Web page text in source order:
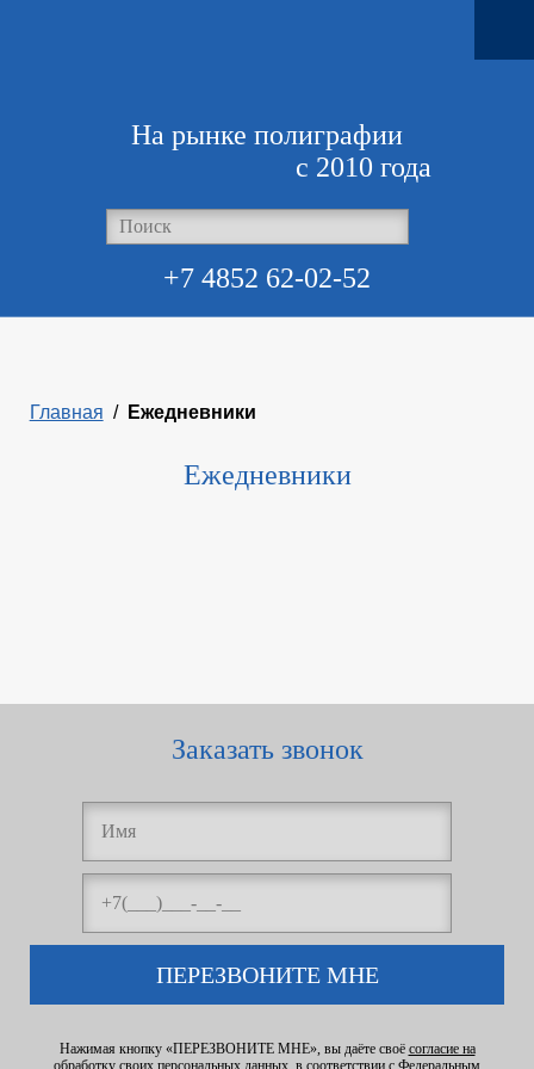
На рынке полиграфии
с 2010 года
+7 4852 62-02-52
Главная / Ежедневники
Ежедневники
Заказать звонок
ПЕРЕЗВОНИТЕ МНЕ
Нажимая кнопку «ПЕРЕЗВОНИТЕ МНЕ», вы даёте своё согласие на
обработку своих персональных данных , в соответствии с Федеральным